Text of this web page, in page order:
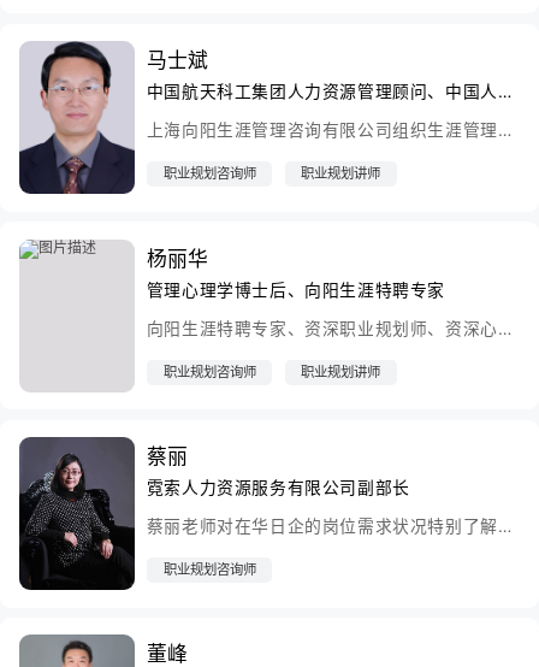
马士斌
中国航天科工集团人力资源管理顾问、中国人才研究会人才学研究分会副秘书长
上海向阳生涯管理咨询有限公司组织生涯管理首席专家 南京理工大学经济管理学院企业管理系副教授 中国人才研究会人才学研究分会副秘书长、中国航天科工集团人力资源管理顾问、江苏双沟酒业股份有限公司管理顾问、时代英杰国际教育(北京)有限公司就业指导专家、CCDM中国职业规划师认证培训授课专家、马士斌是南京理工大学经济管理学院企业管理系副教授、中国人才研究会人才学研究分会副秘书长、中国航天科工集团人力资源管理顾问、江苏双沟酒业股份有限公司管理顾问等
职业规划咨询师 职业规划讲师
杨丽华
管理心理学博士后、向阳生涯特聘专家
向阳生涯特聘专家、资深职业规划师、资深心理咨询专家、管理心理学博士后、测评咨询中心研究员，长期从事心理学与人力资源的教学和实践工作,与国家自然科学基金研究项目一项，省部级项目三项。
职业规划咨询师 职业规划讲师
蔡丽
霓索人力资源服务有限公司副部长
蔡丽老师对在华日企的岗位需求状况特别了解。熟悉制造业（服装、机械、电子、半导体、来料加工等）及贸易（中日贸易）公司的人事、总务、财务、助理、营业、企划、生产管理、物流等岗位性质
职业规划咨询师
董峰